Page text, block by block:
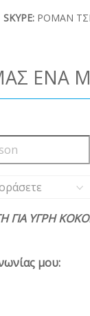
SKYPE: ΡΟΜΆΝ
ΈΝΑ
ΥΓΡΗ
μου: